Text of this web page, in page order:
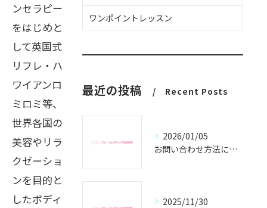
ワンポイントレッスン
最近の投稿 Recent Posts
2026/01/05
お問い合わせ方法についてのご案内
2025/11/30
ンセラピー
をはじめと
して英国式
リフレ・ハ
ワイアンロ
ミロミ等、
世界各国の
美容やリラ
クゼーショ
ンを目的と
したボディ